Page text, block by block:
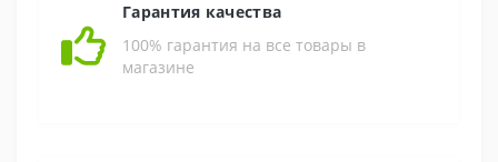
Гарантия качества
100% гарантия на все товары в
магазине